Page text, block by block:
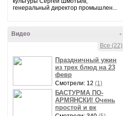
генеральный директор промышлен...
-
Видео
Все (22)
Праздничный ужин
из трех блюд на 23
февр
Смотрели: 12 (1)
БАСТУРМА ПО-
АРМЯНСКИ! Очень
простой и вк